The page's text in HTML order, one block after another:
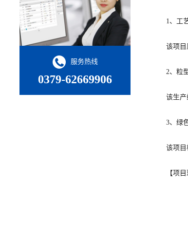
服务热线
0379-62669906
1、工艺
该项目原
2、粒型
该生产线
3、绿色
该项目根
【项目